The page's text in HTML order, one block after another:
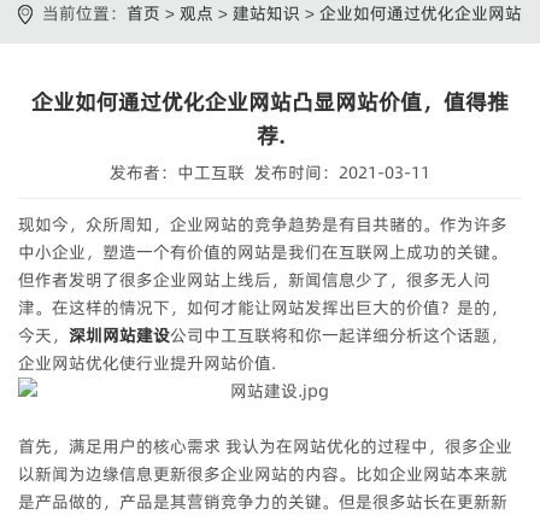
当前位置： 首页 > 观点 > 建站知识 > 企业如何通过优化企业网站
企业如何通过优化企业网站凸显网站价值，值得推
荐.
发布者：中工互联 发布时间：2021-03-11
现如今，众所周知，企业网站的竞争趋势是有目共睹的。作为许多
中小企业，塑造一个有价值的网站是我们在互联网上成功的关键。
但作者发明了很多企业网站上线后，新闻信息少了，很多无人问
津。在这样的情况下，如何才能让网站发挥出巨大的价值？是的，
今天， 深圳网站建设公司中工互联将和你一起详细分析这个话题，
企业网站优化使行业提升网站价值.
首先，满足用户的核心需求 我认为在网站优化的过程中，很多企业
以新闻为边缘信息更新很多企业网站的内容。比如企业网站本来就
是产品做的，产品是其营销竞争力的关键。但是很多站长在更新新